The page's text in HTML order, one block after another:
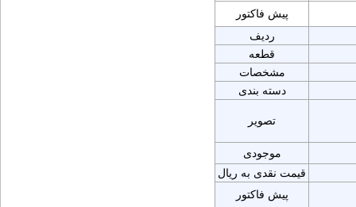
پیش فاکتور
ردیف
قطعه
مشخصات
دسته بندی
تصویر
موجودی
قیمت نقدی به ریال
پیش فاکتور